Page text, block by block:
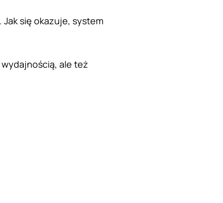
się okazuje, system
wydajnością, ale też